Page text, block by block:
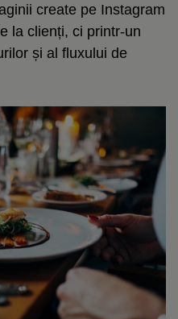
create pe Instagram
la clienți, ci printr-un
și al fluxului de